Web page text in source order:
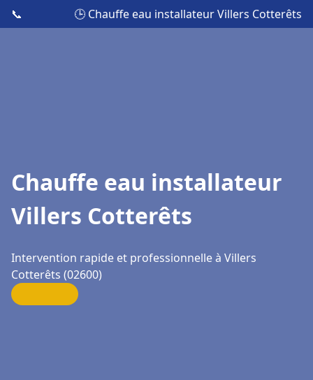
📞 🕒 Chauffe eau installateur Villers Cotterêts
Chauffe eau installateur
Villers Cotterêts
Intervention rapide et professionnelle à Villers
Cotterêts (02600)